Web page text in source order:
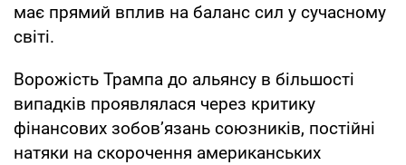
має прямий вплив на баланс сил у сучасному
світі.
Ворожість Трампа до альянсу в більшості
випадків проявлялася через критику
фінансових зобов’язань союзників, постійні
натяки на скорочення американських